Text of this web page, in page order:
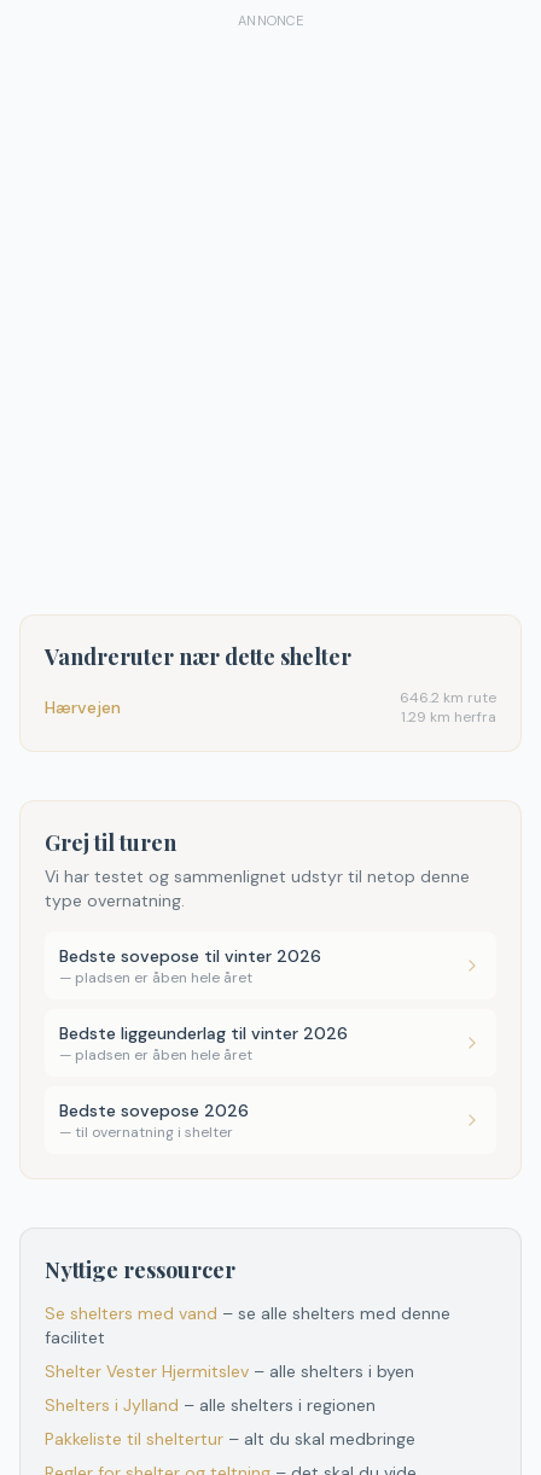
ANNONCE
Vandreruter nær dette shelter
Hærvejen 646.2 km rute
1.29 km herfra
Grej til turen
Vi har testet og sammenlignet udstyr til netop denne
type overnatning.
Bedste sovepose til vinter 2026
— pladsen er åben hele året
Bedste liggeunderlag til vinter 2026
— pladsen er åben hele året
Bedste sovepose 2026
— til overnatning i shelter
Nyttige ressourcer
Se shelters med vand – se alle shelters med denne
facilitet
Shelter Vester Hjermitslev – alle shelters i byen
Shelters i Jylland – alle shelters i regionen
Pakkeliste til sheltertur – alt du skal medbringe